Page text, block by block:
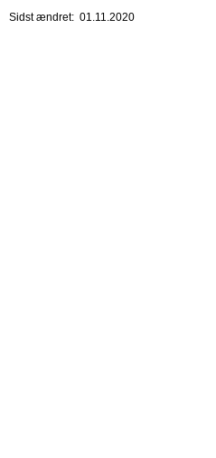
Sidst ændret: 01.11.2020